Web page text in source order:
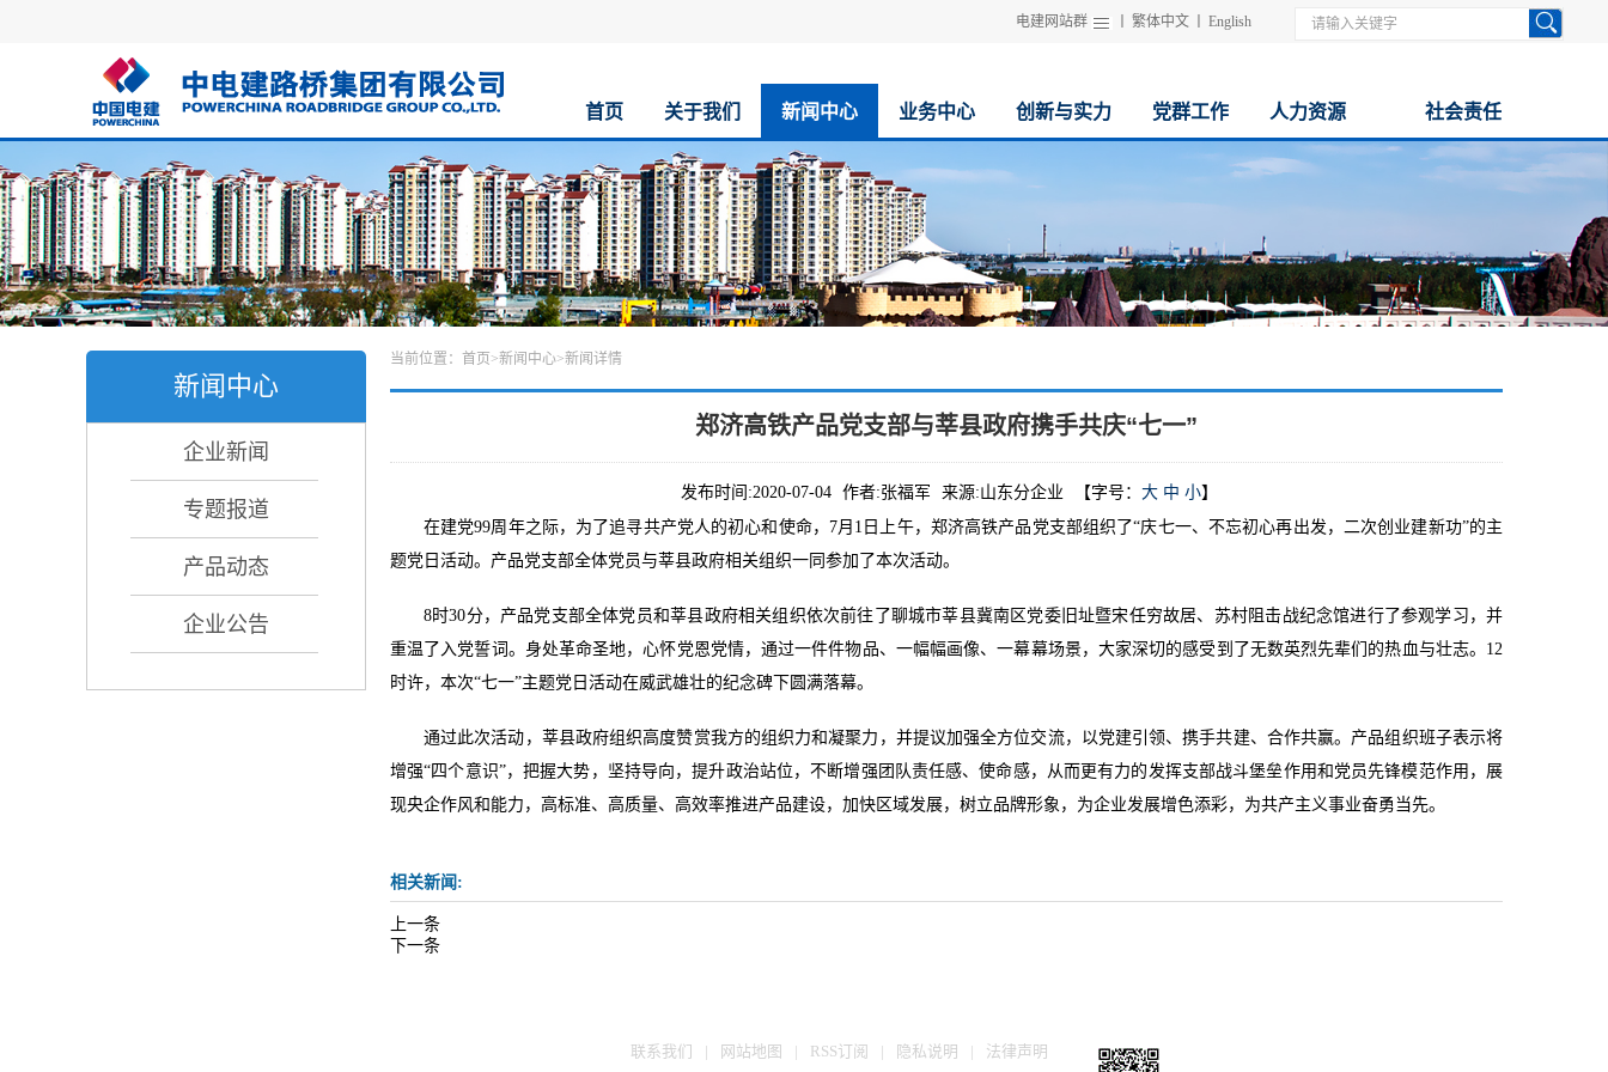
电建网站群 繁体中文 English
首页 关于我们 新闻中心 业务中心 创新与实力 党群工作 人力资源 社会责任
新闻中心
企业新闻
专题报道
产品动态
企业公告
当前位置： 首页 >新闻中心>新闻详情
郑济高铁产品党支部与莘县政府携手共庆“七一”
发布时间:2020-07-04 作者:张福军 来源:山东分企业 【字号： 大 中 小】
在建党99周年之际，为了追寻共产党人的初心和使命，7月1日上午，郑济高铁产品党支部组织了“庆七一、不忘初心再出发，二次创业建新功”的主
题党日活动。产品党支部全体党员与莘县政府相关组织一同参加了本次活动。
8时30分，产品党支部全体党员和莘县政府相关组织依次前往了聊城市莘县冀南区党委旧址暨宋任穷故居、苏村阻击战纪念馆进行了参观学习，并
重温了入党誓词。身处革命圣地，心怀党恩党情，通过一件件物品、一幅幅画像、一幕幕场景，大家深切的感受到了无数英烈先辈们的热血与壮志。12
时许，本次“七一”主题党日活动在威武雄壮的纪念碑下圆满落幕。
通过此次活动，莘县政府组织高度赞赏我方的组织力和凝聚力，并提议加强全方位交流，以党建引领、携手共建、合作共赢。产品组织班子表示将
增强“四个意识”，把握大势，坚持导向，提升政治站位，不断增强团队责任感、使命感，从而更有力的发挥支部战斗堡垒作用和党员先锋模范作用，展
现央企作风和能力，高标准、高质量、高效率推进产品建设，加快区域发展，树立品牌形象，为企业发展增色添彩，为共产主义事业奋勇当先。
相关新闻:
上一条
下一条
联系我们 | 网站地图 | RSS订阅 | 隐私说明 |
法律声明